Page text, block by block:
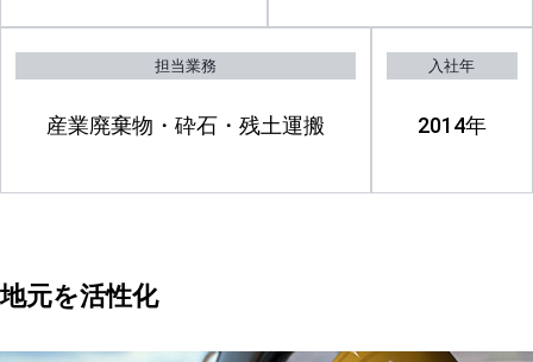
担当業務
産業廃棄物・砕石・残土運搬
入社年
2014年
地元を活性化